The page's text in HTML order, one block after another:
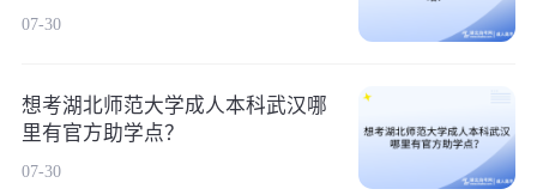
07-30
想考湖北师范大学成人本科武汉哪
里有官方助学点？
07-30